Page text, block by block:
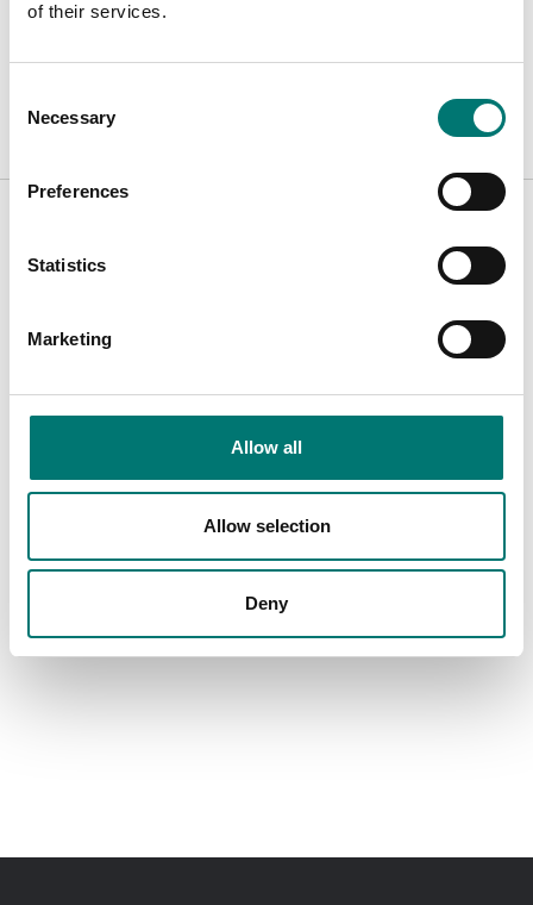
of their services.
Selection
Necessary
Preferences
Statistics
Marketing
Allow all
Allow selection
Deny
Kalibrering:
Utförande: Nätdriven
Related pages